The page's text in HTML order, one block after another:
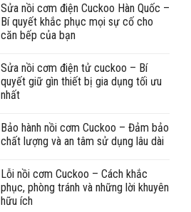
Sửa nồi cơm điện Cuckoo Hàn Quốc –
Bí quyết khắc phục mọi sự cố cho
căn bếp của bạn
Sửa nồi cơm điện tử cuckoo – Bí
quyết giữ gìn thiết bị gia dụng tối ưu
nhất
Bảo hành nồi cơm Cuckoo – Đảm bảo
chất lượng và an tâm sử dụng lâu dài
Lỗi nồi cơm Cuckoo – Cách khắc
phục, phòng tránh và những lời khuyên
hữu ích